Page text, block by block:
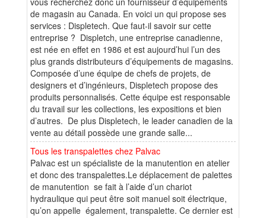
de magasin au Canada. En voici un qui propose ses
services : Displetech. Que faut-il savoir sur cette
entreprise ? Displetch, une entreprise canadienne,
est née en effet en 1986 et est aujourd’hui l’un des
plus grands distributeurs d’équipements de magasins.
Composée d’une équipe de chefs de projets, de
designers et d’ingénieurs, Displetech propose des
produits personnalisés. Cette équipe est responsable
du travail sur les collections, les expositions et bien
d’autres. De plus Displetech, le leader canadien de la
vente au détail possède une grande salle...
Tous les transpalettes chez Palvac
Palvac est un spécialiste de la manutention en atelier
et donc des transpalettes.Le déplacement de palettes
de manutention se fait à l’aide d’un chariot
hydraulique qui peut être soit manuel soit électrique,
qu’on appelle également, transpalette. Ce dernier est